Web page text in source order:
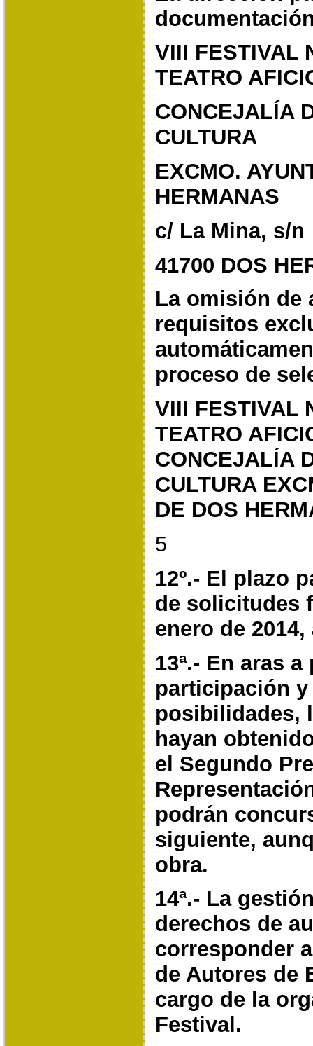
VIII FESTIVAL
TEATRO
CONCEJALÍA
CULTURA
EXCMO.
HERMANAS
c/ La Mina, s/n
41700 DOS
La omisión de
requisitos
proceso de
VIII FESTIVAL
TEATRO
CONCEJALÍA
CULTURA
DE DOS
5
12º.- El plazo
de solicitudes
enero de
13ª.- En aras
participación
posibilidades,
hayan
el Segundo
podrán
siguiente,
obra.
14ª.- La
derechos de
corresponder
de Autores de
cargo de la
Festival.